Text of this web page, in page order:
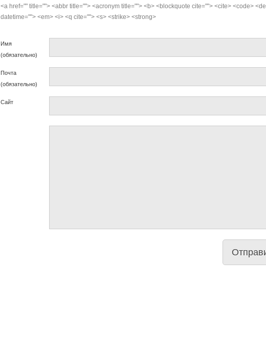
<a href="" title=""> <abbr title=""> <acronym title=""> <b> <blockquote cite=""> <cite> <code> <del
datetime=""> <em> <i> <q cite=""> <s> <strike> <strong>
Имя
(обязательно)
Почта
(обязательно)
Сайт